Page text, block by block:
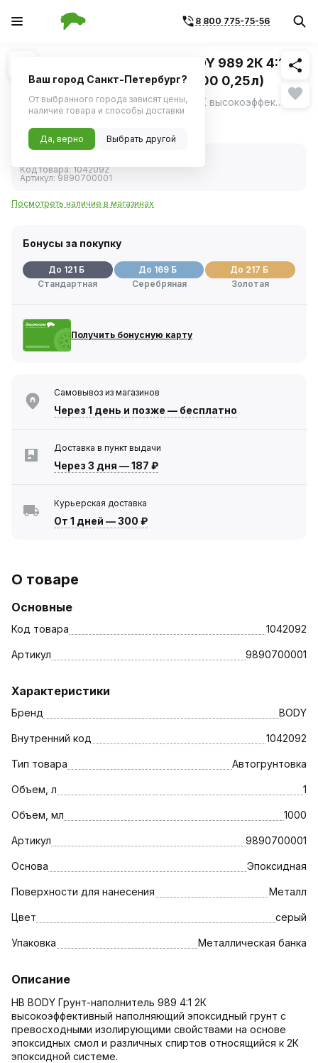
8 800 775-75-56
1/1 Похожие
Грунт эпоксидный серый BODY 989 2К 4:1 1л
(без отвердителя 7320300000 0,25л)
HB BODY Грунт-наполнитель 989 4:1 2К высокоэффективный наполняющий эпоксидный грунт с превосходными изолирующими свойствами на основе эпоксидных смол и различных спиртов относящийся к 2К эпоксидной системе. ещё
Код товара:1042092
Артикул: 9890700001
Посмотреть наличие в магазинах
Бонусы за покупку
До 121 Б
Стандартная
До 169 Б
Серебряная
До 217 Б
Золотая
Получить бонусную карту
Самовывоз из магазинов
Через 1 день и позже — бесплатно
Доставка в пункт выдачи
Через 3 дня —187 ₽
Курьерская доставка
От 1 дней —300 ₽
О товаре
Основные
Код товара 1042092
Артикул 9890700001
Характеристики
Бренд BODY
Внутренний код 1042092
Тип товара Автогрунтовка
Объем, л 1
Объем, мл 1000
Артикул 9890700001
Основа Эпоксидная
Поверхности для нанесения Металл
Цвет серый
Упаковка Металлическая банка
Описание
HB BODY Грунт-наполнитель 989 4:1 2К
высокоэффективный наполняющий эпоксидный грунт с
превосходными изолирующими свойствами на основе
эпоксидных смол и различных спиртов относящийся к 2К
эпоксидной системе.
Ваш город Санкт-Петербург?
От выбранного города зависят цены,
наличие товара и способы доставки
Да, верно Выбрать другой